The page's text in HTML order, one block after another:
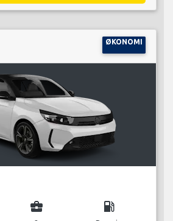
ØKONOMI
business_center local_gas_station